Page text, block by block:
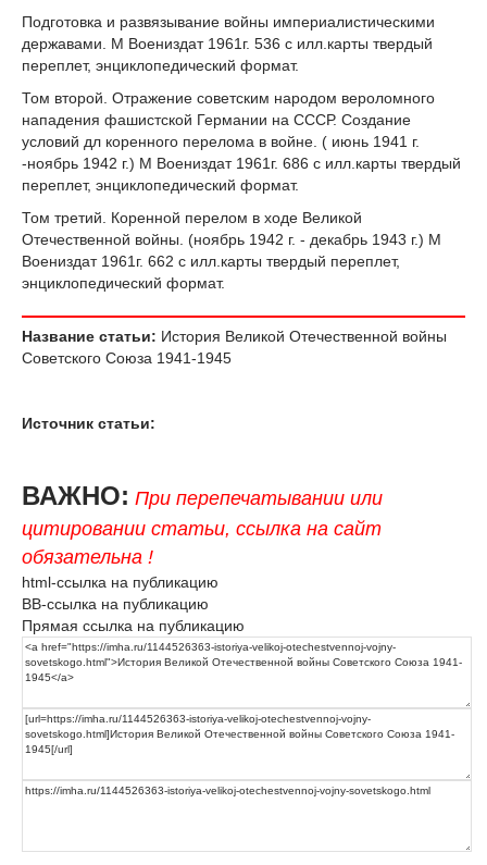
Подготовка и развязывание войны империалистическими
державами. М Воениздат 1961г. 536 с илл.карты твердый
переплет, энциклопедический формат.
Том второй. Отражение советским народом вероломного
нападения фашистской Германии на СССР. Создание
условий дл коренного перелома в войне. ( июнь 1941 г.
-ноябрь 1942 г.) М Воениздат 1961г. 686 с илл.карты твердый
переплет, энциклопедический формат.
Том третий. Коренной перелом в ходе Великой
Отечественной войны. (ноябрь 1942 г. - декабрь 1943 г.) М
Воениздат 1961г. 662 с илл.карты твердый переплет,
энциклопедический формат.
Название статьи: История Великой Отечественной войны
Советского Союза 1941-1945
Источник статьи:
ВАЖНО: При перепечатывании или
цитировании статьи, ссылка на сайт
обязательна !
html-ссылка на публикацию
BB-ссылка на публикацию
Прямая ссылка на публикацию